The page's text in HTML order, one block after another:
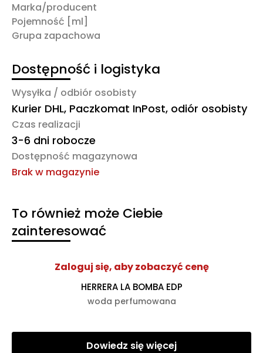
Marka/producent
Pojemność [ml]
Grupa zapachowa
Dostępność i logistyka
Wysyłka / odbiór osobisty
Kurier DHL, Paczkomat InPost, odiór osobisty
Czas realizacji
3-6 dni robocze
Dostępność magazynowa
Brak w magazynie
To również może Ciebie
zainteresować
Zaloguj się, aby zobaczyć cenę
HERRERA LA BOMBA EDP
woda perfumowana
Dowiedz się więcej